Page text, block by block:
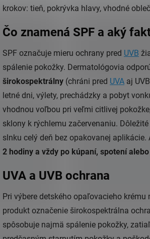
krokov: tieň, pokrývka hlavy, vhodné
Čo znamená SPF a aký
SPF označuje mieru ochrany pred UVB
spálenie pokožky. Dermatológovia
širokospektrálny (chráni pred UVA aj
letné dni, výlety, prechádzky a pobyt
vhodnou voľbou pri veľmi citlivej
sklony k rýchlemu začervenaniu.
slnku celý deň bez opakovanej
2 hodiny a vždy po kúpaní, spotení
UVA a UVB ochrana
Pri výbere detského opaľovacieho
produkt označenie širokospektrálna
spôsobuje najmä spálenie pokožky,